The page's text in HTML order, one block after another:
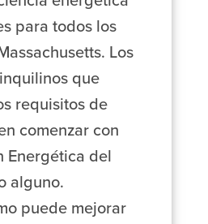
para todos los
Los
que
requisitos de
comenzar con
Energética del
alguno.
puede mejorar